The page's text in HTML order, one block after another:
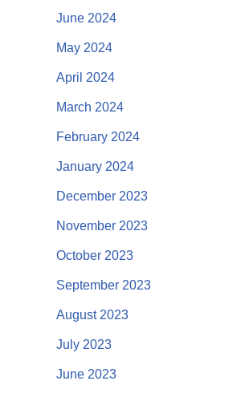
June 2024
May 2024
April 2024
March 2024
February 2024
January 2024
December 2023
November 2023
October 2023
September 2023
August 2023
July 2023
June 2023